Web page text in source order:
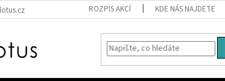
ROZPIS AKCÍ KDE NÁS NAJDETE